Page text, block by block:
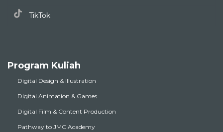
TikTok
Program Kuliah
Digital Design & Illustration
Digital Animation & Games
Digital Film & Content Production
Pathway to JMC Academy